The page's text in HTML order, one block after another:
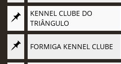
KENNEL CLUBE DO
TRIÂNGULO
FORMIGA KENNEL CLUBE